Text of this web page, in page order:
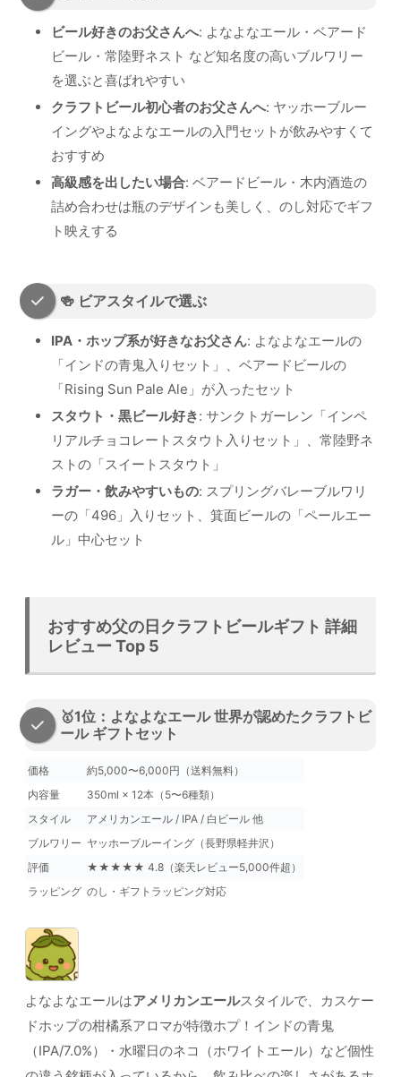
ビール好きのお父さんへ: よなよなエール・ベアード
ビール・常陸野ネスト など知名度の高いブルワリー
を選ぶと喜ばれやすい
クラフトビール初心者のお父さんへ: ヤッホーブルー
イングやよなよなエールの入門セットが飲みやすくて
おすすめ
高級感を出したい場合: ベアードビール・木内酒造の
詰め合わせは瓶のデザインも美しく、のし対応でギフ
ト映えする
🍻 ビアスタイルで選ぶ
IPA・ホップ系が好きなお父さん: よなよなエールの
「インドの青鬼入りセット」、ベアードビールの
「Rising Sun Pale Ale」が入ったセット
スタウト・黒ビール好き: サンクトガーレン「インペ
リアルチョコレートスタウト入りセット」、常陸野ネ
ストの「スイートスタウト」
ラガー・飲みやすいもの: スプリングバレーブルワリ
ーの「496」入りセット、箕面ビールの「ペールエー
ル」中心セット
おすすめ父の日クラフトビールギフト 詳細
レビュー Top 5
🥇1位：よなよなエール 世界が認めたクラフトビ
ール ギフトセット
価格
約5,000〜6,000円（送料無料）
内容量
350ml × 12本（5〜6種類）
スタイル
アメリカンエール / IPA / 白ビール 他
ブルワリー ヤッホーブルーイング（長野県軽井沢）
評価
★★★★★ 4.8（楽天レビュー5,000件超）
ラッピング のし・ギフトラッピング対応
よなよなエールはアメリカンエールスタイルで、カスケー
ドホップの柑橘系アロマが特徴ホプ！インドの青鬼
（IPA/7.0%）・水曜日のネコ（ホワイトエール）など個性